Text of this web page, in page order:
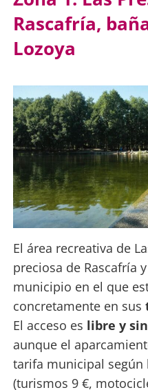
Rascafría,
Lozoya
El área recreativa de
preciosa de Rascafría
municipio en el que
concretamente en sus
El acceso es libre y
aunque el
tarifa municipal según
(turismos 9 €,